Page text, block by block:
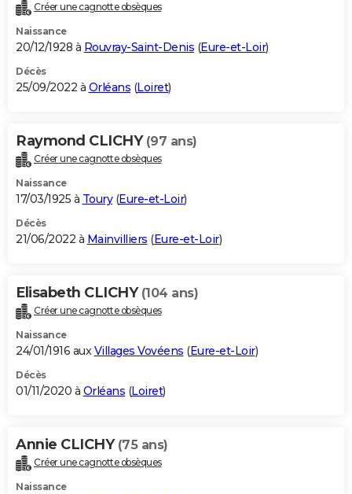
Créer une cagnotte obsèques
Naissance
20/12/1928 à Rouvray-Saint-Denis (Eure-et-Loir)
Décès
25/09/2022 à Orléans (Loiret)
Raymond CLICHY (97 ans)
Créer une cagnotte obsèques
Naissance
17/03/1925 à Toury(Eure-et-Loir)
Décès
21/06/2022 à Mainvilliers (Eure-et-Loir)
Elisabeth CLICHY (104 ans)
Créer une cagnotte obsèques
Naissance
24/01/1916 auxVillages Vovéens (Eure-et-Loir)
Décès
01/11/2020 à Orléans (Loiret)
Annie CLICHY (75 ans)
Créer une cagnotte obsèques
Naissance